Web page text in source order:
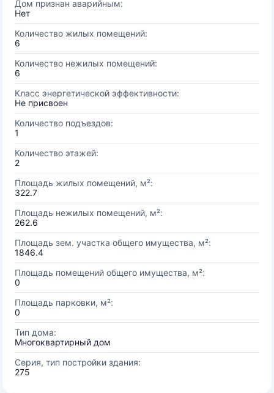
Дом признан аварийным:
Нет
Количество жилых помещений:
6
Количество нежилых помещений:
6
Класс энергетической эффективности:
Не присвоен
Количество подъездов:
1
Количество этажей:
2
Площадь жилых помещений, м²:
322.7
Площадь нежилых помещений, м²:
262.6
Площадь зем. участка общего имущества, м²:
1846.4
Площадь помещений общего имущества, м²:
0
Площадь парковки, м²:
0
Тип дома:
Многоквартирный дом
Серия, тип постройки здания:
275